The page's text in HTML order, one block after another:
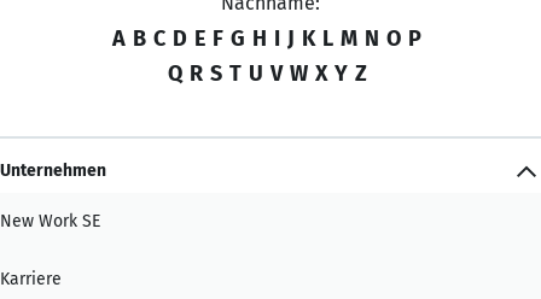
A B C D E F G H I J K L M N O P
Q R S T U V W X Y Z
Unternehmen
New Work SE
Karriere